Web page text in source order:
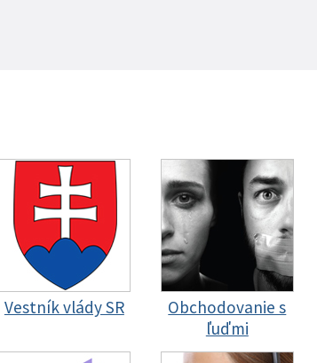
Vestník vlády SR
Obchodovanie s
ľuďmi